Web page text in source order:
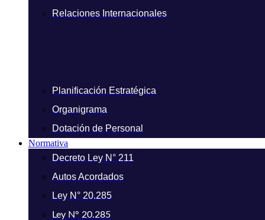
Relaciones Internacionales
Planificación Estratégica
Organigrama
Dotación de Personal
Normativa
Decreto Ley N° 211
Autos Acordados
Ley N° 20.285
Ley N° 20.285